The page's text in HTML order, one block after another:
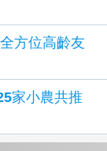
方位高齡友
家小農共推